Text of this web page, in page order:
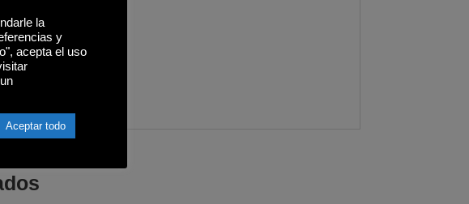
la
y
acepta el uso
Aceptar todo